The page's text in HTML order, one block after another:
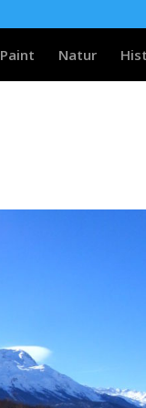
Paint Natur